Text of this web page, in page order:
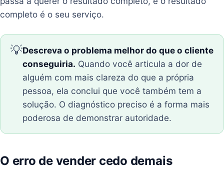
completo é o seu serviço.
💡Descreva o problema melhor do que o cliente
conseguiria. Quando você articula a dor de
alguém com mais clareza do que a própria
pessoa, ela conclui que você também tem a
solução. O diagnóstico preciso é a forma mais
poderosa de demonstrar autoridade.
O erro de vender cedo demais